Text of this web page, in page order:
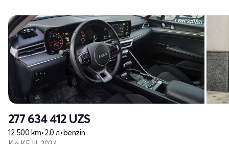
277 634 412 UZS
12 500 km•2.0 л•benzin